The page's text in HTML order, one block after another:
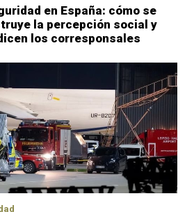
en España: cómo se
la percepción social y
los corresponsales